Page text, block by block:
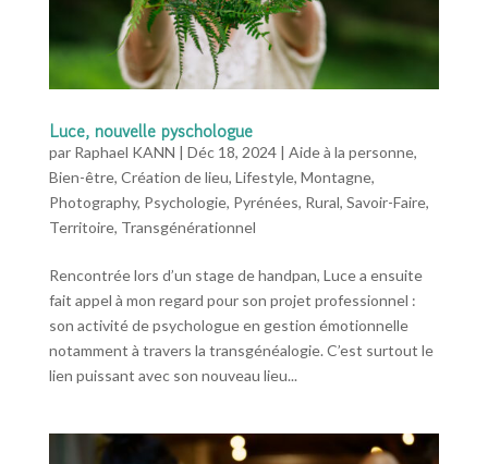
Luce, nouvelle pyschologue
par Raphael KANN | Déc 18, 2024| Aide à la personne,
Bien-être, Création de lieu, Lifestyle, Montagne,
Photography, Psychologie, Pyrénées, Rural, Savoir-Faire,
Territoire, Transgénérationnel
Rencontrée lors d’un stage de handpan, Luce a ensuite
fait appel à mon regard pour son projet professionnel :
son activité de psychologue en gestion émotionnelle
notamment à travers la transgénéalogie. C’est surtout le
lien puissant avec son nouveau lieu...